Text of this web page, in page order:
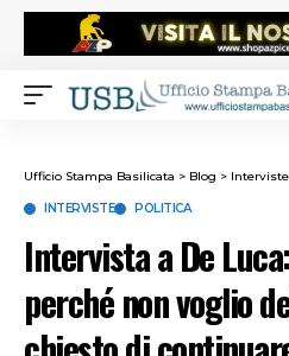
Ufficio Stampa Basilicata > Blog > Interviste
INTERVISTE POLITICA
Intervista a De
perché non voglio